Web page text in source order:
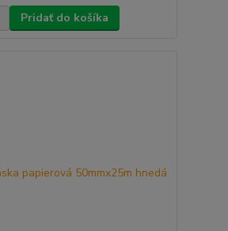
Pridať do košíka